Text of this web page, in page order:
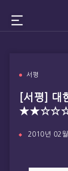
서평
[서평] 대
2010년 02